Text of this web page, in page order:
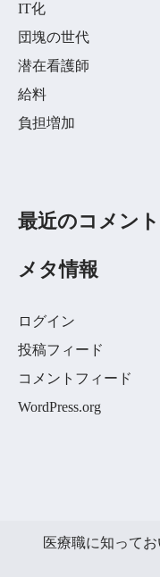
IT化
団塊の世代
潜在看護師
給料
負担増加
最近のコメント
メタ情報
ログイン
投稿フィード
コメントフィード
WordPress.org
医療職に知って